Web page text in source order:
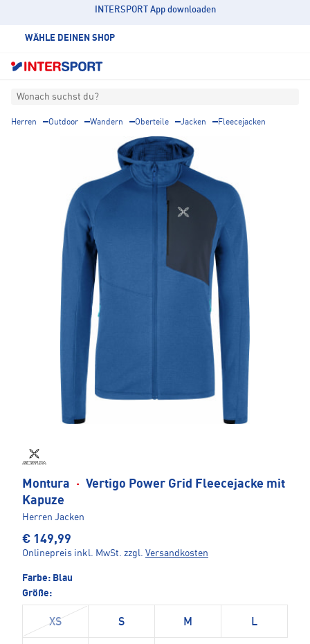
INTERSPORT App downloaden
WÄHLE DEINEN SHOP
Wonach suchst du?
Herren Outdoor Wandern Oberteile Jacken Fleecejacken
Montura · Vertigo Power Grid Fleecejacke mit
Kapuze
Herren Jacken
€ 149,99
Onlinepreis inkl. MwSt. zzgl. Versandkosten
Farbe: Blau
Größe:
XS S M L